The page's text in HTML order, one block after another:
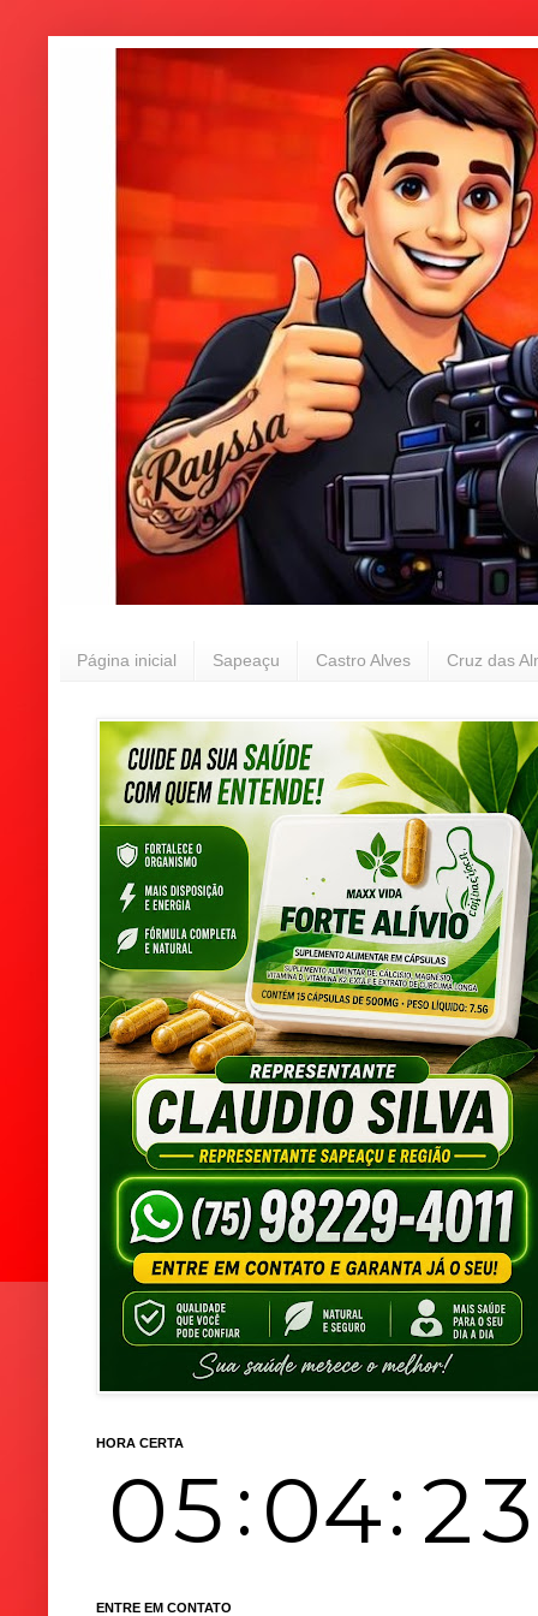
Página inicial Sapeaçu Castro Alves Cruz das
HORA CERTA
ENTRE EM CONTATO